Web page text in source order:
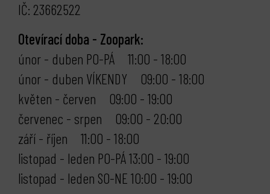
IČ: 23662522
Otevírací doba - Zoopark:
únor - duben PO-PÁ 11:00 - 18:00
únor - duben VÍKENDY 09:00 - 18:00
květen - červen 09:00 - 19:00
červenec - srpen 09:00 - 20:00
září - říjen 11:00 - 18:00
listopad - leden PO-PÁ 13:00 - 19:00
listopad - leden SO-NE 10:00 - 19:00